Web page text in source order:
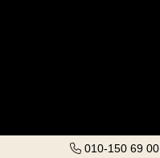
010-150 69 00